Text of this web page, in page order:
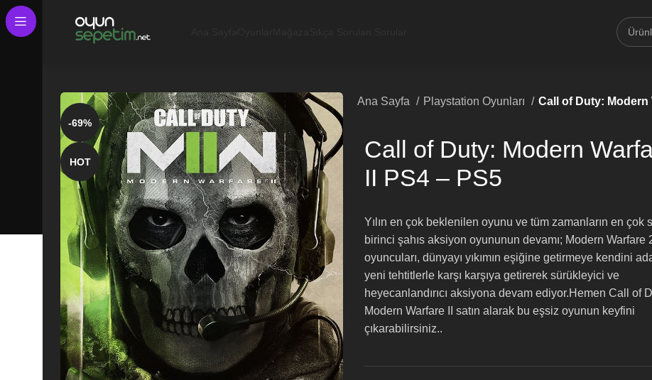
-69%
HOT
Ana Sayfa Playstation Oyunları Call of Duty: Modern
Call of Duty: Modern
II PS4 – PS5
Yılın en çok beklenilen oyunu ve tüm zamanların en çok
birinci şahıs aksiyon oyununun devamı; Modern Warfare
oyuncuları, dünyayı yıkımın eşiğine getirmeye kendini
yeni tehtitlerle karşı karşıya getirerek sürükleyici ve
heyecanlandırıcı aksiyona devam ediyor.​​Hemen Call of
Modern Warfare II satın alarak bu eşsiz oyunun keyfini
çıkarabilirsiniz..